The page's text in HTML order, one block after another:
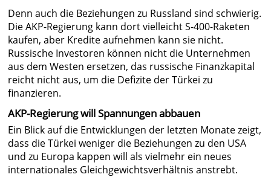
Denn auch die Beziehungen zu Russland sind schwierig.
Die AKP-Regierung kann dort vielleicht S-400-Raketen
kaufen, aber Kredite aufnehmen kann sie nicht.
Russische Investoren können nicht die Unternehmen
aus dem Westen ersetzen, das russische Finanzkapital
reicht nicht aus, um die Defizite der Türkei zu
finanzieren.
AKP-Regierung will Spannungen abbauen
Ein Blick auf die Entwicklungen der letzten Monate zeigt,
dass die Türkei weniger die Beziehungen zu den USA
und zu Europa kappen will als vielmehr ein neues
internationales Gleichgewichtsverhältnis anstrebt.